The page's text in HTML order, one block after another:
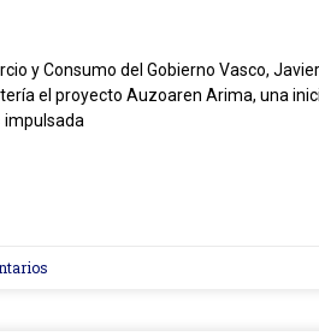
y Consumo del Gobierno Vasco, Javier
el proyecto Auzoaren Arima, una
impulsada